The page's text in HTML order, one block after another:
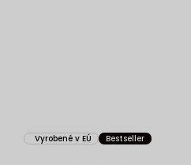
Vyrobené v EÚ Bestseller